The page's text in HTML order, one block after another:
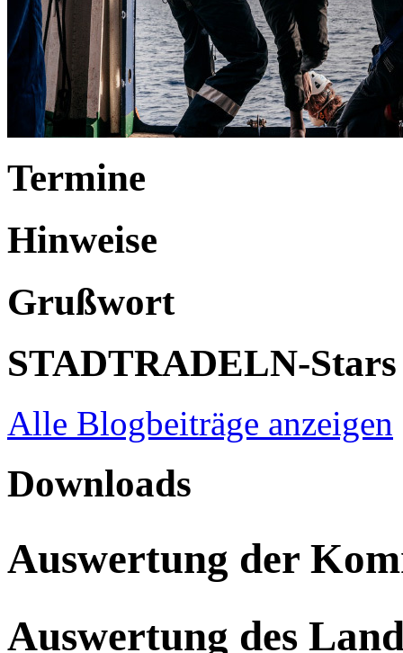
Termine
Hinweise
Grußwort
STADTRADELN-Stars
Alle Blogbeiträge anzeigen
Downloads
Auswertung der
Auswertung des